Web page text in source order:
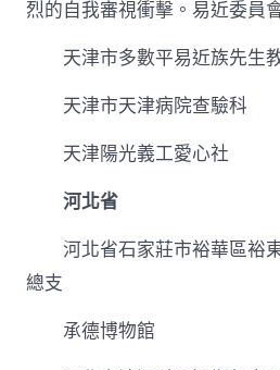
烈的自我審視衝擊。易近委員
天津市多數平易近族先生
天津市天津病院查驗科
天津陽光義工愛心社
河北省
河北省石家莊市裕華區裕
總支
承德博物館